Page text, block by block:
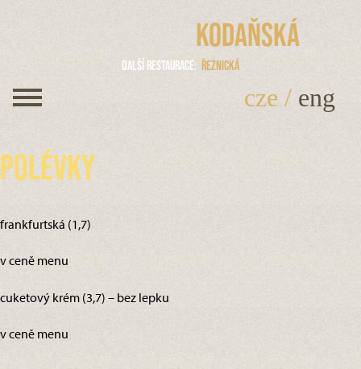
Kodaňská
Další restaurace Řeznická
cze / eng
Polévky
frankfurtská (1,7)
v ceně menu
cuketový krém (3,7) – bez lepku
v ceně menu